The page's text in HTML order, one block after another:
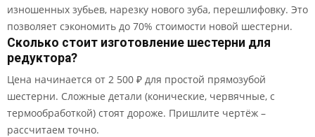
изношенных зубьев, нарезку нового зуба, перешлифовку. Это
позволяет сэкономить до 70% стоимости новой шестерни.
Сколько стоит изготовление шестерни для
редуктора?
Цена начинается от 2 500 ₽ для простой прямозубой
шестерни. Сложные детали (конические, червячные, с
термообработкой) стоят дороже. Пришлите чертёж –
рассчитаем точно.